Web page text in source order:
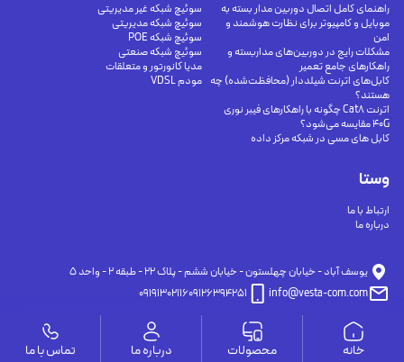
وستا
ارتباط با ما
درباره ما
سوئیچ شبکه غیر مدیریتی
سوئیچ شبکه مدیریتی
سوئیچ شبکه POE
سوئیچ شبکه صنعتی
مدیا کانورتور و متعلقات
مودم VDSL
راهنمای کامل اتصال دوربین مدار بسته به
موبایل و کامپیوتر برای نظارت هوشمند و
امن
مشکلات رایج در دوربین‌های مداربسته و
راهکارهای جامع تعمیر
کابل‌های اترنت شیلددار (محافظت‌شده) چه
هستند؟
اترنت Cat8 چگونه با راهکارهای فیبر نوری
40G مقایسه می‌شود؟
کابل های مسی در شبکه مرکز داده
يوسف آباد - خيابان چهلستون - خيابان ششم - پلاك ٢٢ - طبقه ٢ - واحد ٥
info@vesta-com.com
09126394251
09191302116
خانه محصولات درباره ما تماس با ما